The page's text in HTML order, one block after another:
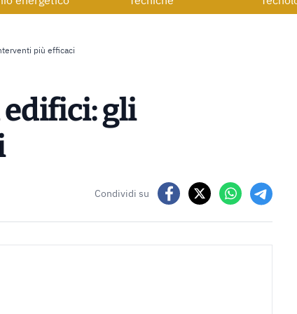
più efficaci
gli
Condividi su